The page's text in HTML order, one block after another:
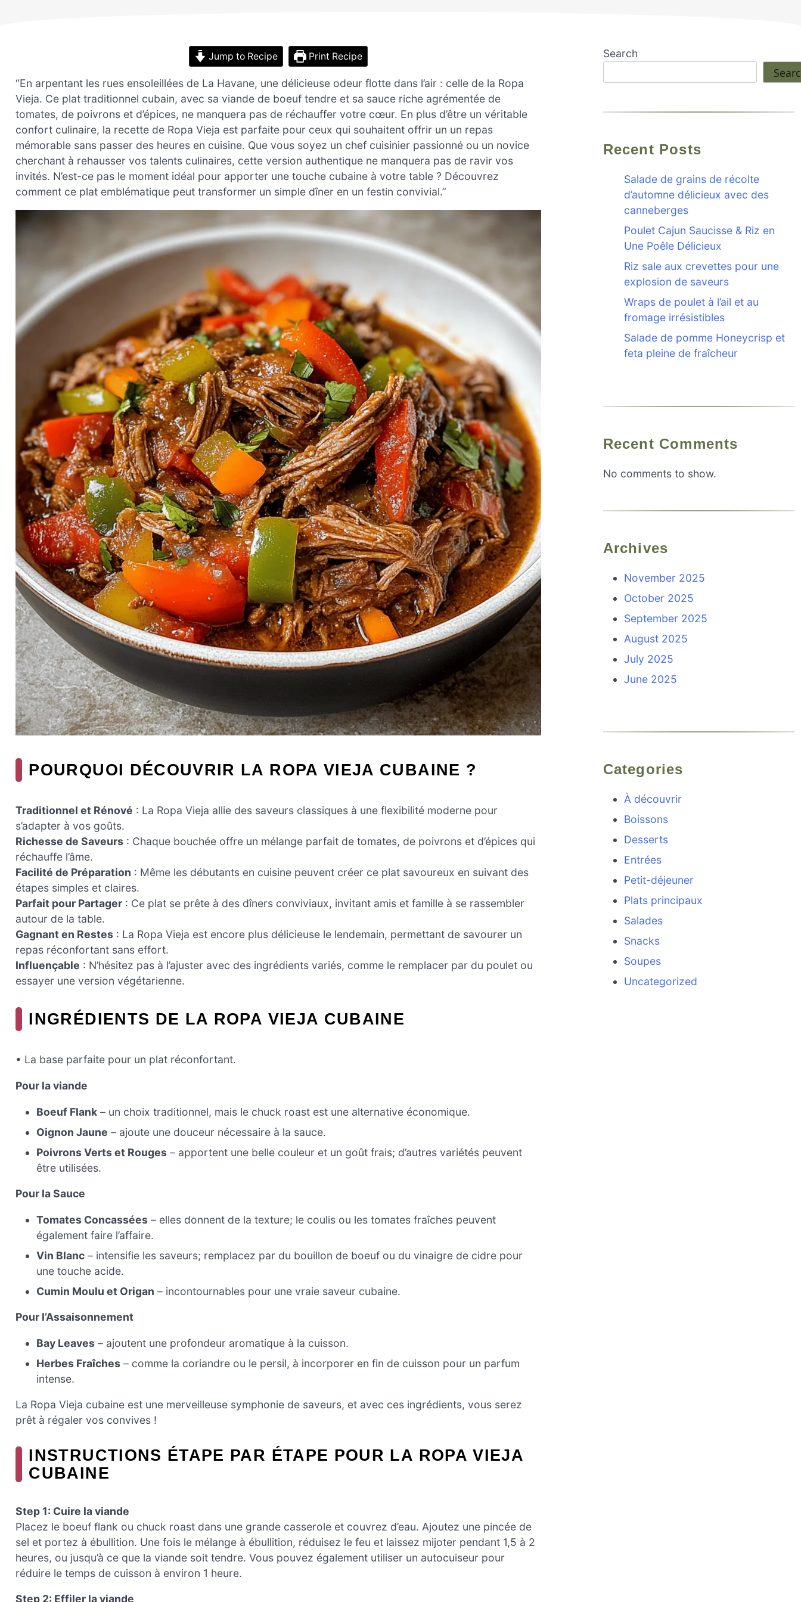
Jump to Recipe Print Recipe
“En arpentant les rues ensoleillées de La Havane, une délicieuse odeur flotte dans l’air : celle de la Ropa
Vieja. Ce plat traditionnel cubain, avec sa viande de boeuf tendre et sa sauce riche agrémentée de
tomates, de poivrons et d’épices, ne manquera pas de réchauffer votre cœur. En plus d’être un véritable
confort culinaire, la recette de Ropa Vieja est parfaite pour ceux qui souhaitent offrir un un repas
mémorable sans passer des heures en cuisine. Que vous soyez un chef cuisinier passionné ou un novice
cherchant à rehausser vos talents culinaires, cette version authentique ne manquera pas de ravir vos
invités. N’est-ce pas le moment idéal pour apporter une touche cubaine à votre table ? Découvrez
comment ce plat emblématique peut transformer un simple dîner en un festin convivial.”
POURQUOI DÉCOUVRIR LA ROPA VIEJA CUBAINE ?
Traditionnel et Rénové : La Ropa Vieja allie des saveurs classiques à une flexibilité moderne pour
s’adapter à vos goûts.
Richesse de Saveurs : Chaque bouchée offre un mélange parfait de tomates, de poivrons et d’épices qui
réchauffe l’âme.
Facilité de Préparation : Même les débutants en cuisine peuvent créer ce plat savoureux en suivant des
étapes simples et claires.
Parfait pour Partager : Ce plat se prête à des dîners conviviaux, invitant amis et famille à se rassembler
autour de la table.
Gagnant en Restes : La Ropa Vieja est encore plus délicieuse le lendemain, permettant de savourer un
repas réconfortant sans effort.
Influençable : N’hésitez pas à l’ajuster avec des ingrédients variés, comme le remplacer par du poulet ou
essayer une version végétarienne.
INGRÉDIENTS DE LA ROPA VIEJA CUBAINE
• La base parfaite pour un plat réconfortant.
Pour la viande
Boeuf Flank – un choix traditionnel, mais le chuck roast est une alternative économique.
Oignon Jaune – ajoute une douceur nécessaire à la sauce.
Poivrons Verts et Rouges – apportent une belle couleur et un goût frais; d’autres variétés peuvent
être utilisées.
Pour la Sauce
Tomates Concassées – elles donnent de la texture; le coulis ou les tomates fraîches peuvent
également faire l’affaire.
Vin Blanc – intensifie les saveurs; remplacez par du bouillon de boeuf ou du vinaigre de cidre pour
une touche acide.
Cumin Moulu et Origan – incontournables pour une vraie saveur cubaine.
Pour l’Assaisonnement
Bay Leaves – ajoutent une profondeur aromatique à la cuisson.
Herbes Fraîches – comme la coriandre ou le persil, à incorporer en fin de cuisson pour un parfum
intense.
La Ropa Vieja cubaine est une merveilleuse symphonie de saveurs, et avec ces ingrédients, vous serez
prêt à régaler vos convives !
INSTRUCTIONS ÉTAPE PAR ÉTAPE POUR LA ROPA VIEJA
CUBAINE
Step 1: Cuire la viande
Placez le boeuf flank ou chuck roast dans une grande casserole et couvrez d’eau. Ajoutez une pincée de
sel et portez à ébullition. Une fois le mélange à ébullition, réduisez le feu et laissez mijoter pendant 1,5 à 2
heures, ou jusqu’à ce que la viande soit tendre. Vous pouvez également utiliser un autocuiseur pour
réduire le temps de cuisson à environ 1 heure.
Step 2: Effiler la viande
Search
Recent Posts
Salade de grains de récolte
d’automne délicieux avec des
canneberges
Poulet Cajun Saucisse & Riz en
Une Poêle Délicieux
Riz sale aux crevettes pour une
explosion de saveurs
Wraps de poulet à l’ail et au
fromage irrésistibles
Salade de pomme Honeycrisp et
feta pleine de fraîcheur
Recent Comments
No comments to show.
Archives
November 2025
October 2025
September 2025
August 2025
July 2025
June 2025
Categories
À découvrir
Boissons
Desserts
Entrées
Petit-déjeuner
Plats principaux
Salades
Snacks
Soupes
Uncategorized